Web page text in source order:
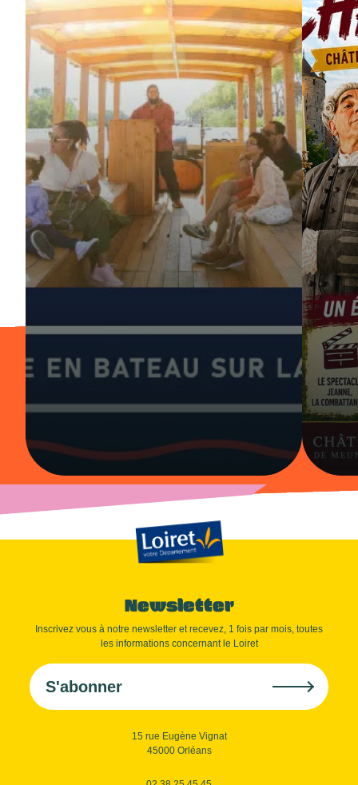
Newsletter
Inscrivez vous à notre newsletter et recevez, 1 fois par mois, toutes
les informations concernant le Loiret
S'abonner
15 rue Eugène Vignat
45000 Orléans